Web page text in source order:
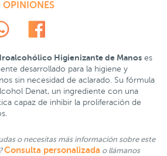
OPINIONES
Higienizante de Manos es
desarrollado para la higiene y
sin necesidad de aclarado. Su fórmula
Denat, un ingrediente con una
capaz de inhibir la proliferación de
o necesitas más información sobre este
Consulta personalizada o llámanos